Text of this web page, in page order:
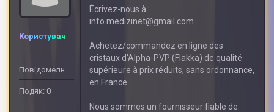
Користувач
Повідомелнь: 408
Подяк: 0
Écrivez-nous à :
info.medizinet@gmail.com
Achetez/commandez en ligne des
cristaux d'Alpha-PVP (Flakka) de qualité
supérieure à prix réduits, sans ordonnance,
en France.
Nous sommes un fournisseur fiable de